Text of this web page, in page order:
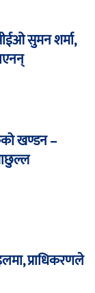
सुमन शर्मा,
खण्डन –
प्राधिकरणले